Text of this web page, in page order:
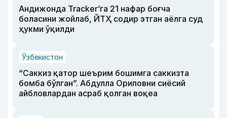
Андижонда Tracker’га 21 нафар боғча
боласини жойлаб, ЙТҲ содир этган аёлга суд
ҳукми ўқилди
Ўзбекистон
“Саккиз қатор шеърим бошимга саккизта
бомба бўлган”. Абдулла Ориповни сиёсий
айбловлардан асраб қолган воқеа